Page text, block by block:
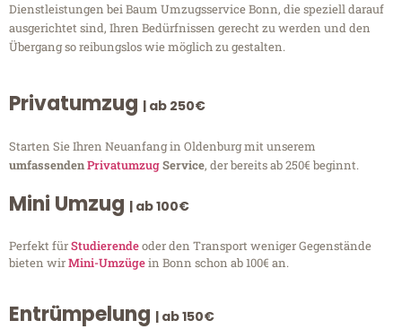
Dienstleistungen bei Baum Umzugsservice Bonn, die speziell darauf
ausgerichtet sind, Ihren Bedürfnissen gerecht zu werden und den
Übergang so reibungslos wie möglich zu gestalten.
Privatumzug | ab 250€
Starten Sie Ihren Neuanfang in Oldenburg mit unserem
umfassendenPrivatumzugService, der bereits ab 250€ beginnt.
Mini Umzug | ab 100€
Perfekt fürStudierendeoder den Transport weniger Gegenstände
bieten wirMini-Umzügein Bonn schon ab 100€ an.
Entrümpelung | ab 150€